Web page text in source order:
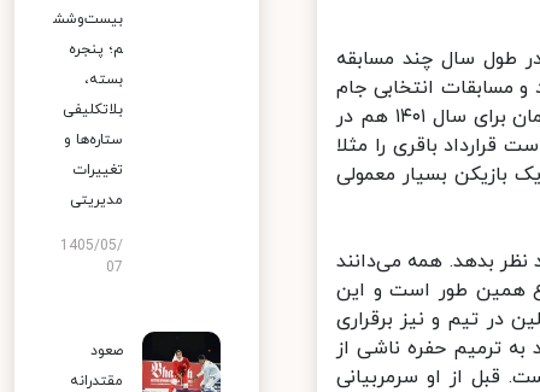
طول سال چند مسابقه
بود و مسابقات انتخابی جام‌
جهانی به شکل فشرده برگزار شد، تیم ملی کلا ۱۳ بازی برگزار کرد. چشم‌اندازمان برای سال ۱۴۰۱ هم در
باقری را مثلا
بازیکن بسیار معمولی
بدهد. همه می‌دانند
همین‌ طور است و این
در تیم و نیز برقراری
ترمیم حفره ناشی از
از او سرمربیانی
بیست‌وشش
م؛ پنجره
بسته،
بلاتکلیفی
ستاره‌ها و
تغییرات
مدیریتی
1405/05/
07
صعود
مقتدرانه